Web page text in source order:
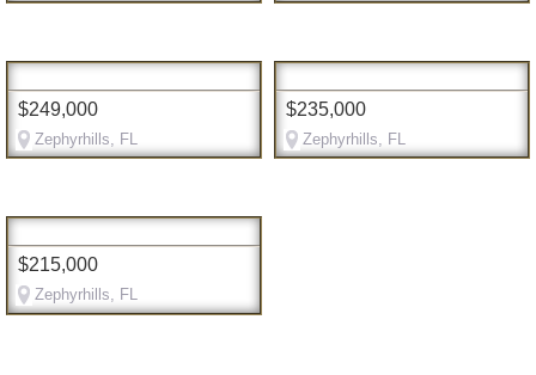
$249,000
Zephyrhills, FL
$235,000
Zephyrhills, FL
$215,000
Zephyrhills, FL